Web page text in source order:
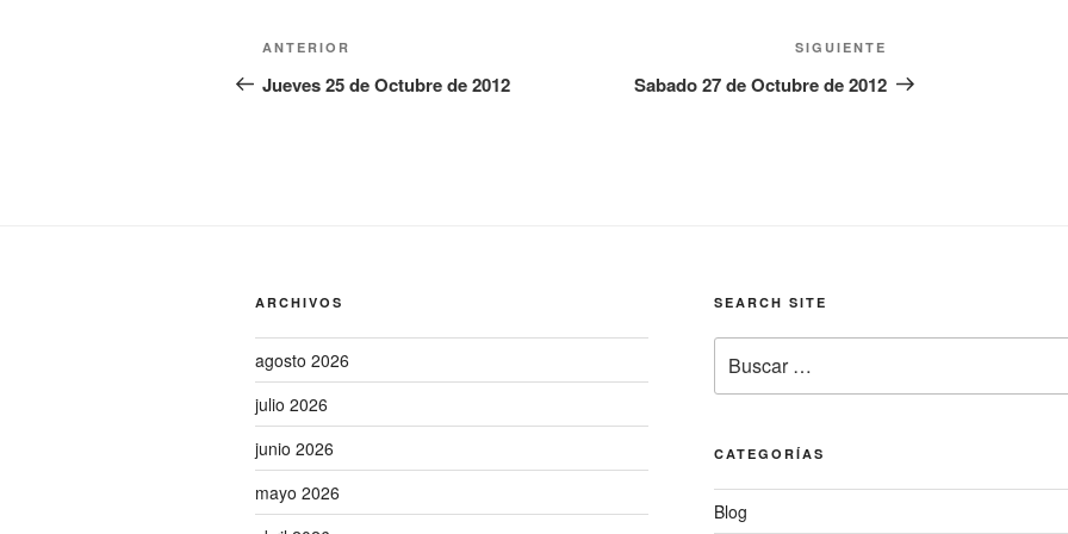
Navegación
de
Entrada
anterior:
ANTERIOR
Jueves 25 de Octubre de 2012
entrada
SIGUIENTE
Sabado 27 de Octubre de 2012
ARCHIVOS
agosto 2026
julio 2026
junio 2026
mayo 2026
SEARCH SITE
por:
CATEGORÍAS
Blog